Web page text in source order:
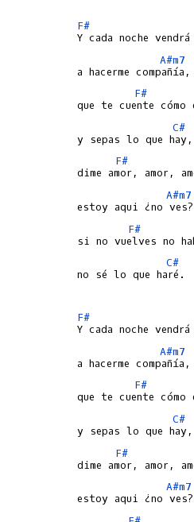
F#
A#m7
F#
C#
F#
A#m7
F#
C#
no sé lo que haré.
F#
A#m7
F#
C#
F#
A#m7